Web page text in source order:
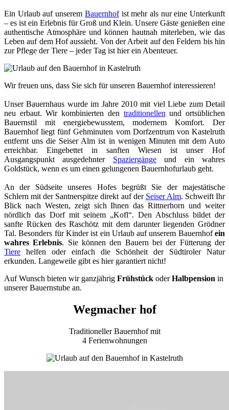
Ein Urlaub auf unserem Bauernhofist mehr als nur eine Unterkunft
– es ist ein Erlebnis für Groß und Klein. Unsere Gäste genießen eine
authentische Atmosphäre und können hautnah miterleben, wie das
Leben auf dem Hof aussieht. Von der Arbeit auf den Feldern bis hin
zur Pflege der Tiere – jeder Tag ist hier ein Abenteuer.
Wir freuen uns, dass Sie sich für unseren Bauernhof interessieren!
Unser Bauernhaus wurde im Jahre 2010 mit viel Liebe zum Detail
neu erbaut. Wir kombinierten den traditionellen und ortsüblichen
Bauernstil mit energiebewusstem, modernem Komfort. Der
Bauernhof liegt fünf Gehminuten vom Dorfzentrum von Kastelruth
entfernt uns die Seiser Alm ist in wenigen Minuten mit dem Auto
erreichbar. Eingebettet in sanften Wiesen ist unser Hof
Ausgangspunkt ausgedehnter Spaziergängeund ein wahres
Goldstück, wenn es um einen gelungenen Bauernhofurlaub geht.
An der Südseite unseres Hofes begrüßt Sie der majestätische
Schlern mit der Santnerspitze direkt auf der Seiser Alm. Schweift Ihr
Blick nach Westen, zeigt sich Ihnen das Rittnerhorn und weiter
nördlich das Dorf mit seinem „Kofl“. Den Abschluss bildet der
sanfte Rücken des Raschötz mit dem darunter liegenden Grödner
Tal. Besonders für Kinder ist ein Urlaub auf unserem Bauernhofein
wahres Erlebnis. Sie können den Bauern bei der Fütterung der
Tiere helfen oder einfach die Schönheit der Südtiroler Natur
erkunden. Langeweile gibt es hier garantiert nicht!
Auf Wunsch bieten wir ganzjährig Frühstück oderHalbpension in
unserer Bauernstube an.
Wegmacher hof
Traditioneller Bauernhof mit
4 Ferienwohnungen